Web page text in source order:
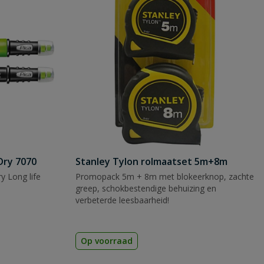
7070
Long life
Stanley Tylon rolmaatset 5m+8m
Promopack 5m + 8m met blokeerknop, zachte
greep, schokbestendige behuizing en
verbeterde leesbaarheid!
Op voorraad